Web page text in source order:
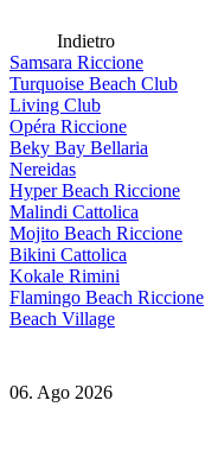
Indietro
Samsara Riccione
Turquoise Beach Club
Living Club
Opéra Riccione
Beky Bay Bellaria
Nereidas
Hyper Beach Riccione
Malindi Cattolica
Mojito Beach Riccione
Bikini Cattolica
Kokale Rimini
Flamingo Beach Riccione
Beach Village
06. Ago 2026